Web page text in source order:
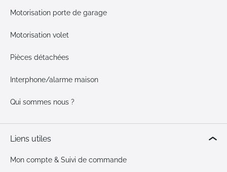
Motorisation porte de garage
Motorisation volet
Pièces détachées
Interphone/alarme maison
Qui sommes nous ?
Liens utiles
Mon compte & Suivi de commande